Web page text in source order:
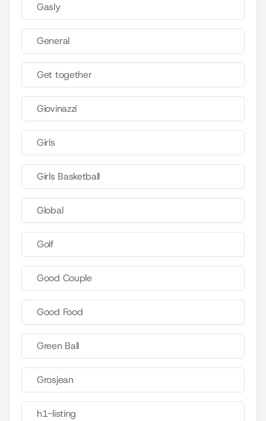
Gasly
General
Get together
Giovinazzi
Girls
Girls Basketball
Global
Golf
Good Couple
Good Food
Green Ball
Grosjean
h1-listing